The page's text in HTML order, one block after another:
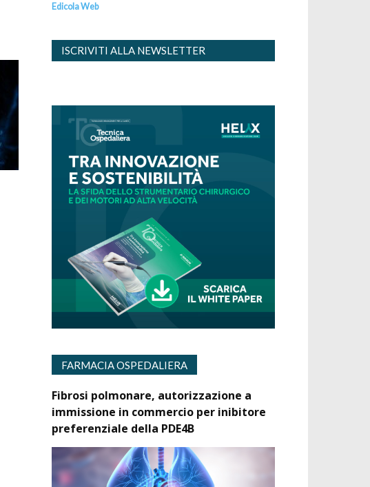
Edicola Web
ISCRIVITI ALLA NEWSLETTER
FARMACIA OSPEDALIERA
Fibrosi polmonare, autorizzazione a
immissione in commercio per inibitore
preferenziale della PDE4B